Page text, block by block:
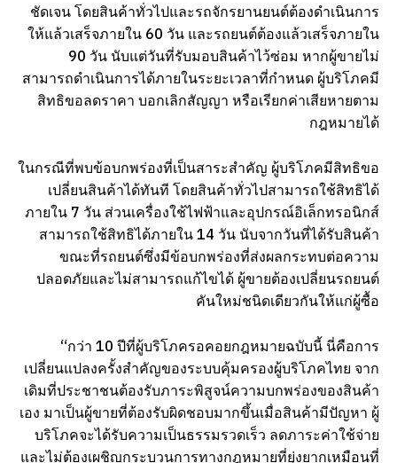
ชัดเจน โดยสินค้าทั่วไปและรถจักรยานยนต์ต้องดำเนินการ
ให้แล้วเสร็จภายใน 60 วัน และรถยนต์ต้องแล้วเสร็จภายใน
90 วัน นับแต่วันที่รับมอบสินค้าไว้ซ่อม หากผู้ขายไม่
สามารถดำเนินการได้ภายในระยะเวลาที่กำหนด ผู้บริโภคมี
สิทธิขอลดราคา บอกเลิกสัญญา หรือเรียกค่าเสียหายตาม
กฎหมายได้
ในกรณีที่พบข้อบกพร่องที่เป็นสาระสำคัญ ผู้บริโภคมีสิทธิขอ
เปลี่ยนสินค้าได้ทันที โดยสินค้าทั่วไปสามารถใช้สิทธิได้
ภายใน 7 วัน ส่วนเครื่องใช้ไฟฟ้าและอุปกรณ์อิเล็กทรอนิกส์
สามารถใช้สิทธิได้ภายใน 14 วัน นับจากวันที่ได้รับสินค้า
ขณะที่รถยนต์ซึ่งมีข้อบกพร่องที่ส่งผลกระทบต่อความ
ปลอดภัยและไม่สามารถแก้ไขได้ ผู้ขายต้องเปลี่ยนรถยนต์
คันใหม่ชนิดเดียวกันให้แก่ผู้ซื้อ
“กว่า 10 ปีที่ผู้บริโภครอคอยกฎหมายฉบับนี้ นี่คือการ
เปลี่ยนแปลงครั้งสำคัญของระบบคุ้มครองผู้บริโภคไทย จาก
เดิมที่ประชาชนต้องรับภาระพิสูจน์ความบกพร่องของสินค้า
เอง มาเป็นผู้ขายที่ต้องรับผิดชอบมากขึ้นเมื่อสินค้ามีปัญหา ผู้
บริโภคจะได้รับความเป็นธรรมรวดเร็ว ลดภาระค่าใช้จ่าย
และไม่ต้องเผชิญกระบวนการทางกฎหมายที่ยุ่งยากเหมือนที่